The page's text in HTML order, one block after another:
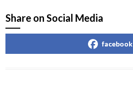
Share on Social Media
facebook